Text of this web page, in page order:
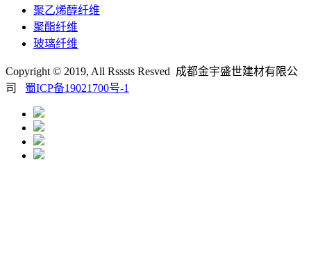
聚乙烯醇纤维
聚酯纤维
玻璃纤维
Copyright © 2019, All Rsssts Resved 成都金宇盛世建材有限公
司 蜀ICP备19021700号-1